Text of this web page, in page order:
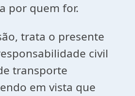
por quem for.
trata o presente
civil
transporte
em vista que